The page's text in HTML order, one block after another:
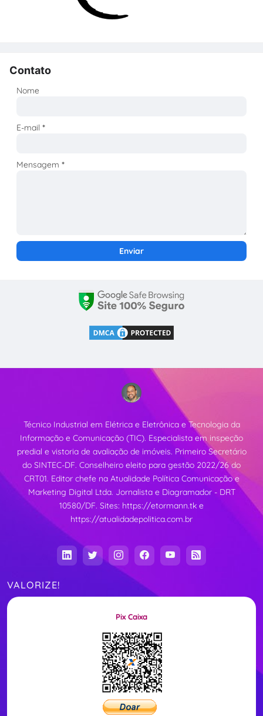
Contato
Nome
E-mail*
Mensagem*
Técnico Industrial em Elétrica e Eletrônica e Tecnologia da
Informação e Comunicação (TIC). Especialista em inspeção
predial e vistoria de avaliação de imóveis. Primeiro Secretário
do SINTEC-DF. Conselheiro eleito para gestão 2022/26 do
CRT01. Editor chefe na Atualidade Política Comunicação e
Marketing Digital Ltda. Jornalista e Diagramador - DRT
10580/DF. Sites: https://etormann.tk e
https://atualidadepolitica.com.br
VALORIZE!
Pix Caixa